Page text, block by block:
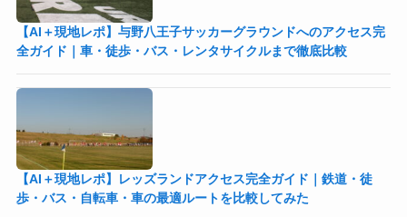
【AI＋現地レポ】与野八王子󠁣󠁴󠁿󠁣󠁴󠁿サッカーグラウンドへのアクセス完
全ガイド｜車・徒歩・バス・レンタサイクルまで徹底比較
【AI＋現地レポ】レッズランドアクセス完全ガイド｜鉄道・徒
歩・バス・自転車・車の最適ルートを比較してみた